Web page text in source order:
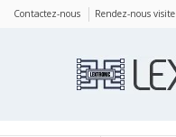
Contactez-nous Rendez-nous visite
Panneau de gestion des cookies